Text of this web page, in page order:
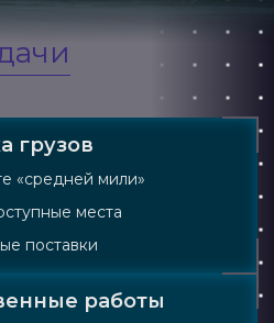
грузов
«средней мили»
места
поставки
работы